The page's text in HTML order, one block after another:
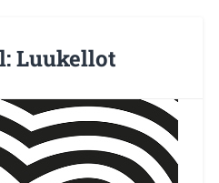
Luukellot